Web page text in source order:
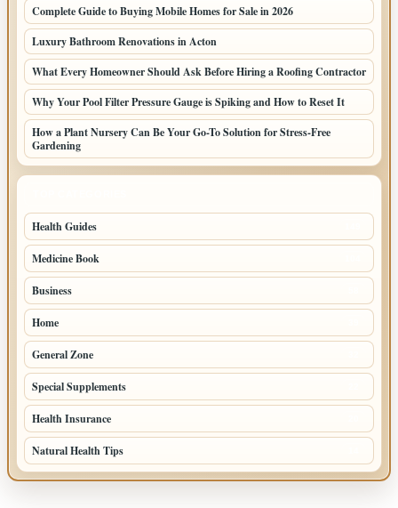
Complete Guide to Buying Mobile Homes for Sale in 2026
Luxury Bathroom Renovations in Acton
What Every Homeowner Should Ask Before Hiring a Roofing Contractor
Why Your Pool Filter Pressure Gauge is Spiking and How to Reset It
How a Plant Nursery Can Be Your Go-To Solution for Stress-Free
Gardening
Health Guides
Medicine Book
Business
Home
General Zone
Special Supplements
Health Insurance
Natural Health Tips